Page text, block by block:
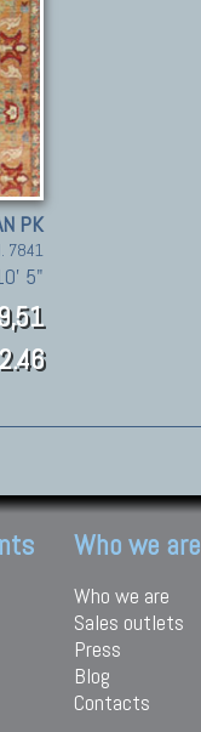
PK
7841
5"
Who we are
Who we are
Sales outlets
Press
Blog
Contacts